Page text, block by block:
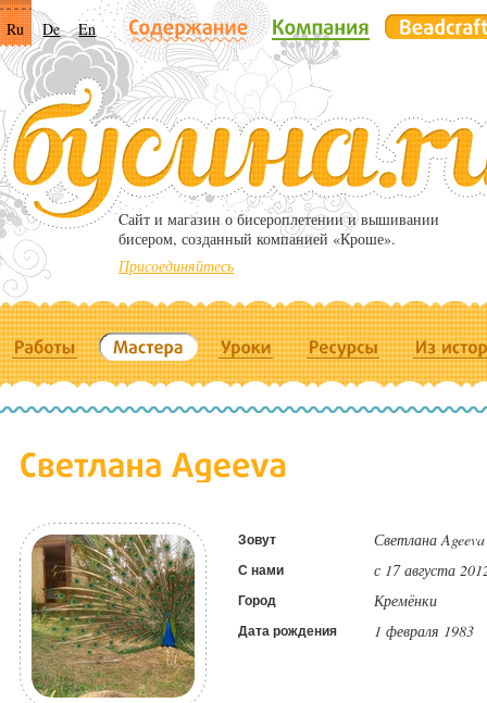
Ru De En
Cайт и магазин о бисероплетении и вышивании
бисером, созданный компанией «Кроше».
Присоединяйтесь
Зовут Светлана Ageeva
С нами с 17 августа
Город Кремёнки
Дата рождения 1 февраля 1983